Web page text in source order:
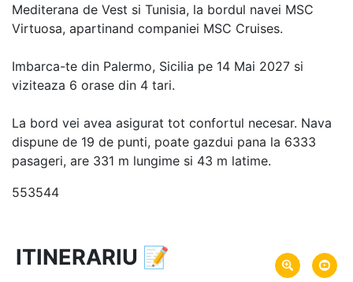
Mediterana de Vest si Tunisia, la bordul navei MSC
Virtuosa, apartinand companiei MSC Cruises.
Imbarca-te din Palermo, Sicilia pe 14 Mai 2027 si
viziteaza 6 orase din 4 tari.
La bord vei avea asigurat tot confortul necesar. Nava
dispune de 19 de punti, poate gazdui pana la 6333
pasageri, are 331 m lungime si 43 m latime.
553544
8 zile vacanta de croaziera in
Marea Mediterana de Vest si Tunisia -
link oferta
ITINERARIU 📝